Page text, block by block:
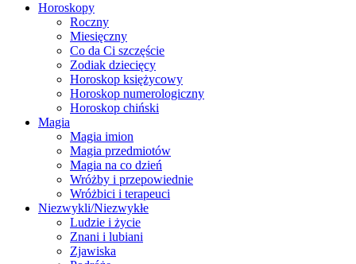
Horoskopy
Roczny
Miesięczny
Co da Ci szczęście
Zodiak dziecięcy
Horoskop księżycowy
Horoskop numerologiczny
Horoskop chiński
Magia
Magia imion
Magia przedmiotów
Magia na co dzień
Wróżby i przepowiednie
Wróżbici i terapeuci
Niezwykli/Niezwykłe
Ludzie i życie
Znani i lubiani
Zjawiska